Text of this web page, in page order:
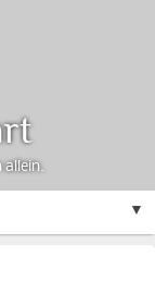
▼
allein.